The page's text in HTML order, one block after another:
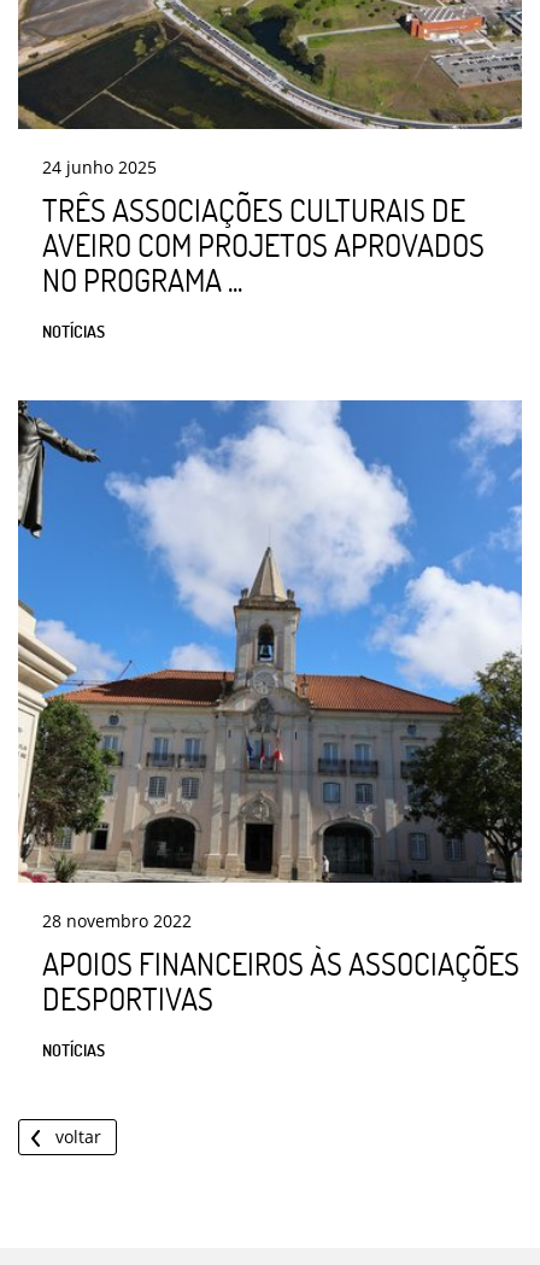
24 junho 2025
TRÊS ASSOCIAÇÕES CULTURAIS DE
AVEIRO COM PROJETOS APROVADOS
NO PROGRAMA ...
NOTÍCIAS
28 novembro 2022
APOIOS FINANCEIROS ÀS ASSOCIAÇÕES
DESPORTIVAS
NOTÍCIAS
voltar